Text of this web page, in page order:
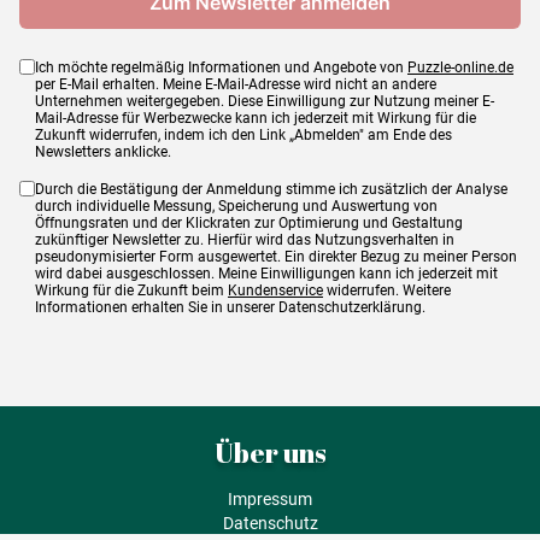
Ich möchte regelmäßig Informationen und Angebote von Puzzle-online.de
per E-Mail erhalten. Meine E-Mail-Adresse wird nicht an andere
Unternehmen weitergegeben. Diese Einwilligung zur Nutzung meiner E-
Mail-Adresse für Werbezwecke kann ich jederzeit mit Wirkung für die
Zukunft widerrufen, indem ich den Link „Abmelden" am Ende des
Newsletters anklicke.
Durch die Bestätigung der Anmeldung stimme ich zusätzlich der Analyse
durch individuelle Messung, Speicherung und Auswertung von
Öffnungsraten und der Klickraten zur Optimierung und Gestaltung
zukünftiger Newsletter zu. Hierfür wird das Nutzungsverhalten in
pseudonymisierter Form ausgewertet. Ein direkter Bezug zu meiner Person
wird dabei ausgeschlossen. Meine Einwilligungen kann ich jederzeit mit
Wirkung für die Zukunft beim Kundenservice widerrufen. Weitere
Informationen erhalten Sie in unserer Datenschutzerklärung.
Über uns
Impressum
Datenschutz